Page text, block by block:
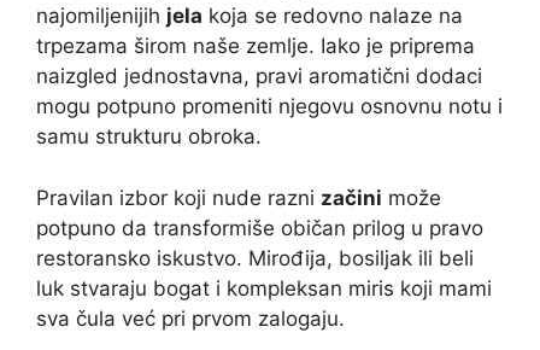
najomiljenijih jela koja se redovno nalaze na
trpezama širom naše zemlje. Iako je priprema
naizgled jednostavna, pravi aromatični dodaci
mogu potpuno promeniti njegovu osnovnu notu i
samu strukturu obroka.
Pravilan izbor koji nude razni začini može
potpuno da transformiše običan prilog u pravo
restoransko iskustvo. Mirođija, bosiljak ili beli
luk stvaraju bogat i kompleksan miris koji mami
sva čula već pri prvom zalogaju.